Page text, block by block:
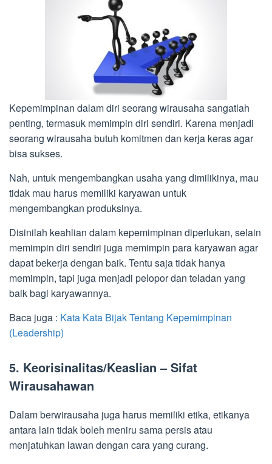
Kepemimpinan dalam diri seorang wirausaha sangatlah
penting, termasuk memimpin diri sendiri. Karena menjadi
seorang wirausaha butuh komitmen dan kerja keras agar
bisa sukses.
Nah, untuk mengembangkan usaha yang dimilikinya, mau
tidak mau harus memiliki karyawan untuk
mengembangkan produksinya.
Disinilah keahlian dalam kepemimpinan diperlukan, selain
memimpin diri sendiri juga memimpin para karyawan agar
dapat bekerja dengan baik. Tentu saja tidak hanya
memimpin, tapi juga menjadi pelopor dan teladan yang
baik bagi karyawannya.
Baca juga : Kata Kata Bijak Tentang Kepemimpinan
(Leadership)
5. Keorisinalitas/Keaslian – Sifat
Wirausahawan
Dalam berwirausaha juga harus memiliki etika, etikanya
antara lain tidak boleh meniru sama persis atau
menjatuhkan lawan dengan cara yang curang.